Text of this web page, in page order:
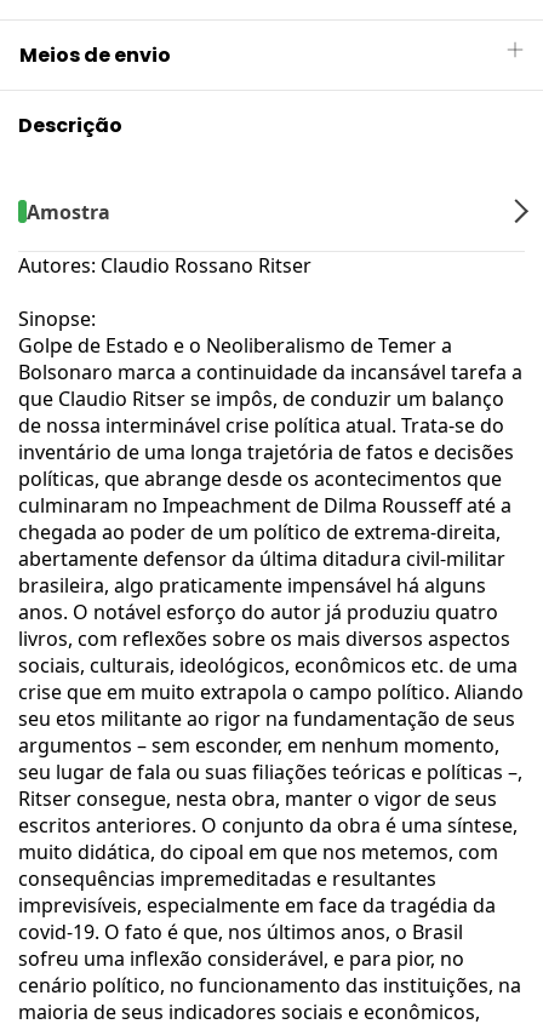
Meios de envio
Descrição
Amostra
Autores: Claudio Rossano Ritser
Sinopse:
Golpe de Estado e o Neoliberalismo de Temer a
Bolsonaro marca a continuidade da incansável tarefa a
que Claudio Ritser se impôs, de conduzir um balanço
de nossa interminável crise política atual. Trata-se do
inventário de uma longa trajetória de fatos e decisões
políticas, que abrange desde os acontecimentos que
culminaram no Impeachment de Dilma Rousseff até a
chegada ao poder de um político de extrema-direita,
abertamente defensor da última ditadura civil-militar
brasileira, algo praticamente impensável há alguns
anos. O notável esforço do autor já produziu quatro
livros, com reflexões sobre os mais diversos aspectos
sociais, culturais, ideológicos, econômicos etc. de uma
crise que em muito extrapola o campo político. Aliando
seu etos militante ao rigor na fundamentação de seus
argumentos – sem esconder, em nenhum momento,
seu lugar de fala ou suas filiações teóricas e políticas –,
Ritser consegue, nesta obra, manter o vigor de seus
escritos anteriores. O conjunto da obra é uma síntese,
muito didática, do cipoal em que nos metemos, com
consequências impremeditadas e resultantes
imprevisíveis, especialmente em face da tragédia da
covid-19. O fato é que, nos últimos anos, o Brasil
sofreu uma inflexão considerável, e para pior, no
cenário político, no funcionamento das instituições, na
maioria de seus indicadores sociais e econômicos,